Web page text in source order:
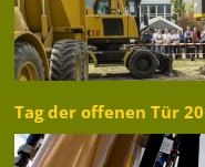
Tag der offenen Tür